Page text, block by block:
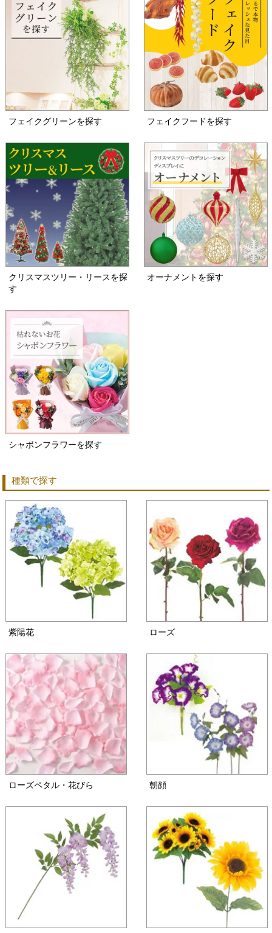
フェイクグリーンを探す フェイクフードを探す
クリスマスツリー・リースを探
す
オーナメントを探す
シャボンフラワーを探す
種類で探す
紫陽花 ローズ
ローズペタル・花びら 朝顔